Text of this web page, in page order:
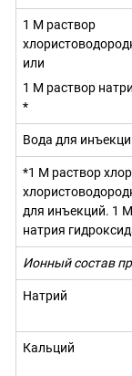
1 М раствор
или
1 М раствор
*
Вода для
*1 М раствор
для инъекций. 1
натрия
Ионный состав
Натрий
Кальций